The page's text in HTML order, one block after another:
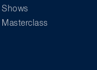
Shows
Masterclass